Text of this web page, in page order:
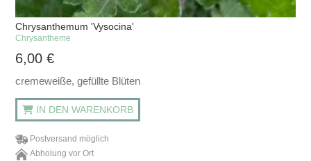
Chrysanthemum 'Vysocina'
Chrysantheme
6,00€
cremeweiße, gefüllte Blüten
IN DEN WARENKORB
Postversand möglich
Abholung vor Ort